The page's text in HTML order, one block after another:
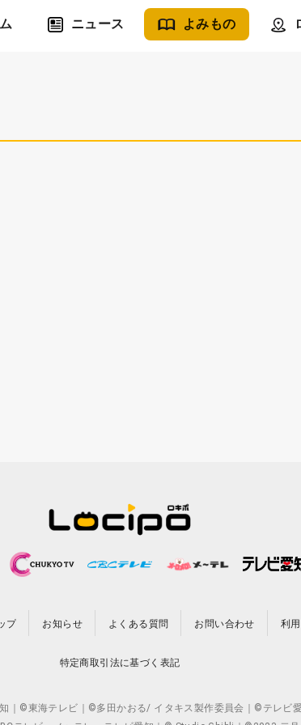
ニュース よみもの
プ お知らせ よくある質問 お問い合わせ 利
特定商取引法に基づく表記
©東海テレビ｜©多田かおる/ イタキス製作委員会｜©テレビ